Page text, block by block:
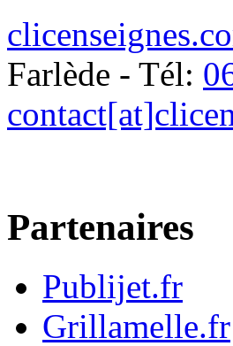
Farlède - Tél:
Partenaires
Publijet.fr
Grillamelle.fr